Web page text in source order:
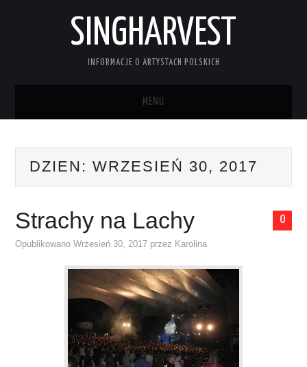
SINGHARVEST
INFORMACJE O ARTYSTACH POLSKICH
MENU
KONTAKT
DZIEN:WRZESIEŃ 30, 2017
0
Strachy na Lachy
OpublikowanoWrzesień 30, 2017 przez Karolina